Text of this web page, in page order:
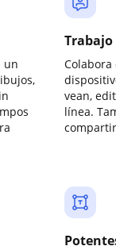
un
vean,
línea.